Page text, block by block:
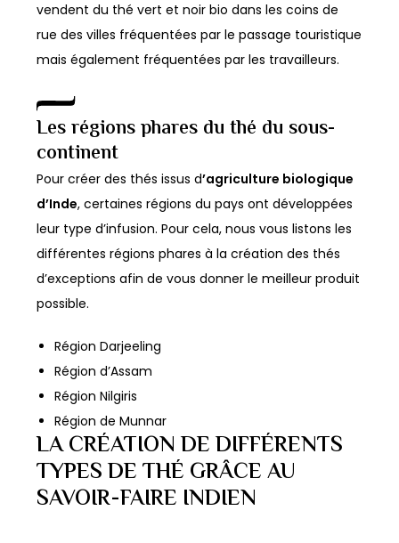
vendent du thé vert et noir bio dans les coins de
rue des villes fréquentées par le passage touristique
mais également fréquentées par les travailleurs.
Les régions phares du thé du sous-
continent
Pour créer des thés issus d’agriculture biologique
d’Inde, certaines régions du pays ont développées
leur type d’infusion. Pour cela, nous vous listons les
différentes régions phares à la création des thés
d’exceptions afin de vous donner le meilleur produit
possible.
Région Darjeeling
Région d’Assam
Région Nilgiris
Région de Munnar
LA CRÉATION DE DIFFÉRENTS
TYPES DE THÉ GRÂCE AU
SAVOIR-FAIRE INDIEN